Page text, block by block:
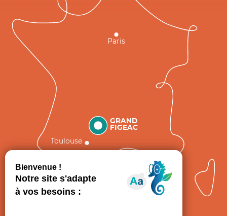
GRAND
FIGEAC
Toulouse
Paris